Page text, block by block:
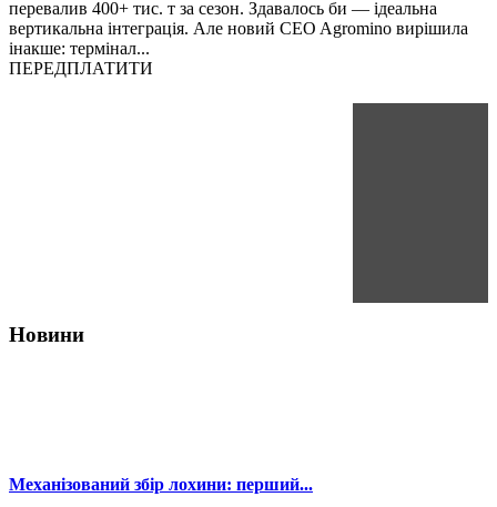
перевалив 400+ тис. т за сезон. Здавалось би — ідеальна
вертикальна інтеграція. Але новий CEO Agromino вирішила
інакше: термінал...
ПЕРЕДПЛАТИТИ
Новини
Механізований збір лохини: перший...